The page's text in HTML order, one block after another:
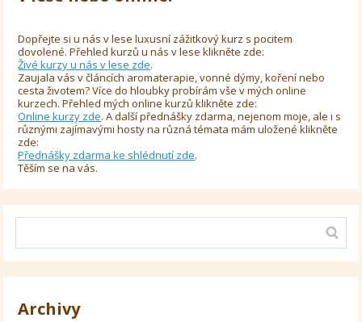
Dopřejte si u nás v lese luxusní zážitkový kurz s pocitem
dovolené. Přehled kurzů u nás v lese klikněte zde:
Živé kurzy u nás v lese zde.
Zaujala vás v článcích aromaterapie, vonné dýmy, koření nebo
cesta životem? Více do hloubky probírám vše v mých online
kurzech. Přehled mých online kurzů klikněte zde:
Online kurzy zde. A další přednášky zdarma, nejenom moje, ale i s
různými zajímavými hosty na různá témata mám uložené klikněte
zde:
Přednášky zdarma ke shlédnutí zde.
Těším se na vás.
Archivy